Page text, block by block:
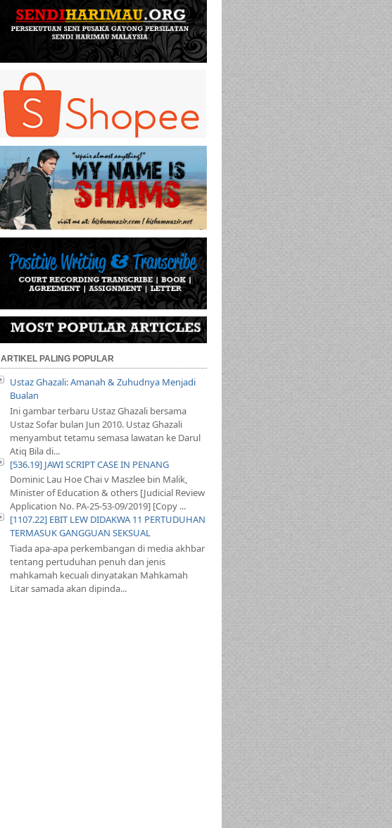
ARTIKEL PALING POPULAR
Ustaz Ghazali: Amanah & Zuhudnya Menjadi
Bualan
Ini gambar terbaru Ustaz Ghazali bersama
Ustaz Sofar bulan Jun 2010. Ustaz Ghazali
menyambut tetamu semasa lawatan ke Darul
Atiq Bila di...
[536.19] JAWI SCRIPT CASE IN PENANG
Dominic Lau Hoe Chai v Maszlee bin Malik,
Minister of Education & others [Judicial Review
Application No. PA-25-53-09/2019] [Copy ...
[1107.22] EBIT LEW DIDAKWA 11 PERTUDUHAN
TERMASUK GANGGUAN SEKSUAL
Tiada apa-apa perkembangan di media akhbar
tentang pertuduhan penuh dan jenis
mahkamah kecuali dinyatakan Mahkamah
Litar samada akan dipinda...